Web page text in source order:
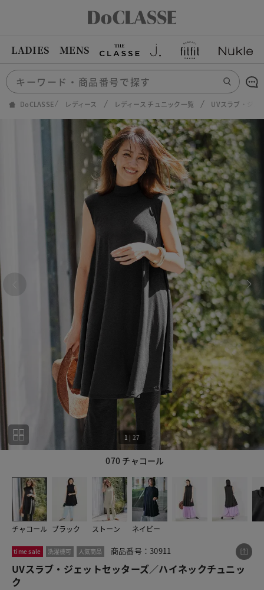
LADIES MENS
DoCLASSE レディース レディース チュニック一覧 UVスラブ・ジェ
070 チャコール
1 | 27
チャコール ブラック ストーン ネイビー
time sale 洗濯機可 人気商品 商品番号：30911
UVスラブ・ジェットセッターズ／ハイネックチュニッ
ク
この商品をシェアする